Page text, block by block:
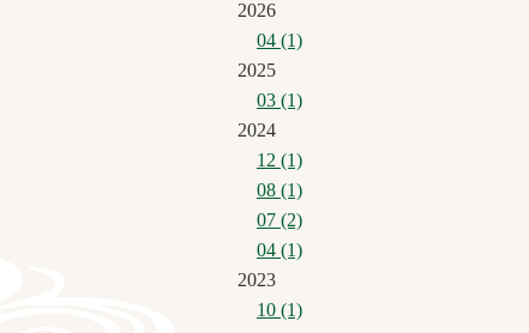
2026
04 (1)
2025
03 (1)
2024
12 (1)
08 (1)
07 (2)
04 (1)
2023
10 (1)